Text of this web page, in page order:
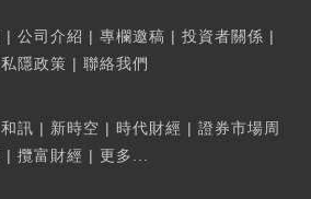
| 公司介紹 | 專欄邀稿 | 投資者關係 |
私隱政策 | 聯絡我們
和訊 | 新時空 | 時代財經 | 證券市場周
| 攬富財經 | 更多...